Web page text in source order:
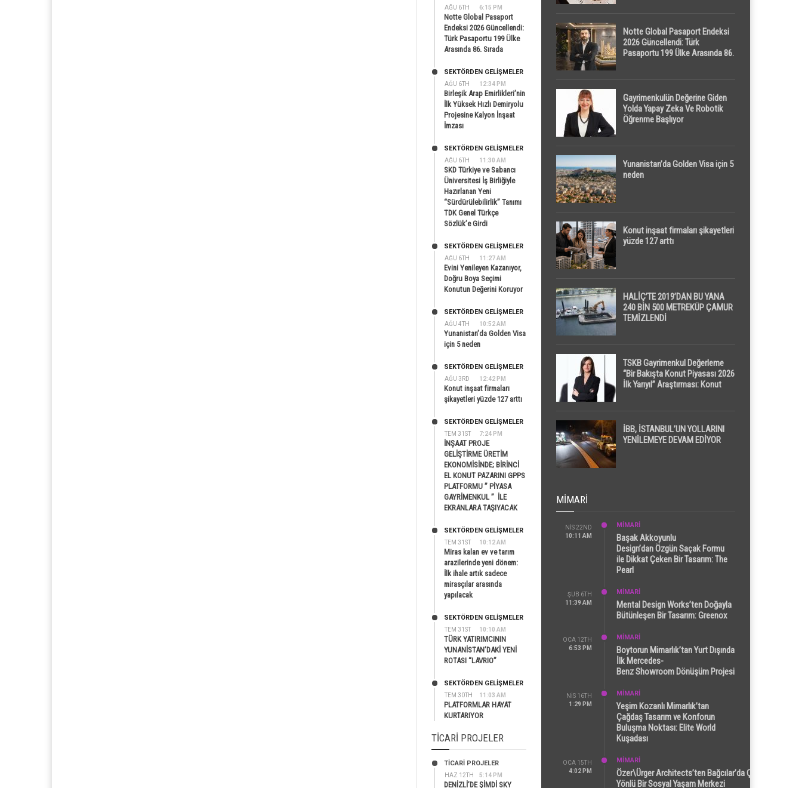
AĞU 6TH 6:15 PM
Notte Global Pasaport
Endeksi 2026 Güncellendi:
Türk Pasaportu 199 Ülke
Arasında 86. Sırada
AĞU 6TH 12:34 PM
SEKTÖRDEN GELIŞMELER
Birleşik Arap Emirlikleri’nin
İlk Yüksek Hızlı Demiryolu
Projesine Kalyon İnşaat
İmzası
AĞU 6TH 11:30 AM
SEKTÖRDEN GELIŞMELER
SKD Türkiye ve Sabancı
Üniversitesi İş Birliğiyle
Hazırlanan Yeni
“Sürdürülebilirlik” Tanımı
TDK Genel Türkçe
Sözlük’e Girdi
AĞU 6TH 11:27 AM
SEKTÖRDEN GELIŞMELER
Evini Yenileyen Kazanıyor,
Doğru Boya Seçimi
Konutun Değerini Koruyor
AĞU 4TH 10:52 AM
SEKTÖRDEN GELIŞMELER
Yunanistan’da Golden Visa
için 5 neden
AĞU 3RD 12:42 PM
SEKTÖRDEN GELIŞMELER
Konut inşaat firmaları
şikayetleri yüzde 127 arttı
TEM 31ST 7:24 PM
SEKTÖRDEN GELIŞMELER
İNŞAAT PROJE
GELİŞTİRME ÜRETİM
EKONOMİSİNDE; BİRİNCİ
EL KONUT PAZARINI GPPS
PLATFORMU ” PİYASA
GAYRİMENKUL ” İLE
EKRANLARA TAŞIYACAK
TEM 31ST 10:12 AM
SEKTÖRDEN GELIŞMELER
Miras kalan ev ve tarım
arazilerinde yeni dönem:
İlk ihale artık sadece
mirasçılar arasında
yapılacak
TEM 31ST 10:10 AM
SEKTÖRDEN GELIŞMELER
TÜRK YATIRIMCININ
YUNANİSTAN’DAKİ YENİ
ROTASI “LAVRIO”
TEM 30TH 11:03 AM
SEKTÖRDEN GELIŞMELER
PLATFORMLAR HAYAT
KURTARIYOR
TICARI PROJELER
HAZ 12TH 5:14 PM
TİCARİ PROJELER
DENİZLİ’DE ŞİMDİ SKY
Notte Global Pasaport Endeksi
2026 Güncellendi: Türk
Pasaportu 199 Ülke Arasında 86.
Gayrimenkulün Değerine Giden
Yolda Yapay Zeka Ve Robotik
Öğrenme Başlıyor
Yunanistan’da Golden Visa için 5
neden
Konut inşaat firmaları şikayetleri
yüzde 127 arttı
HALİÇ’TE 2019’DAN BU YANA
240 BİN 500 METREKÜP ÇAMUR
TEMİZLENDİ
TSKB Gayrimenkul Değerleme
“Bir Bakışta Konut Piyasası 2026
İlk Yarıyıl” Araştırması: Konut
Dikkat Çekti
İBB, İSTANBUL’UN YOLLARINI
YENİLEMEYE DEVAM EDİYOR
MIMARI
NIS 22ND
10:11 AM
MİMARİ
Başak Akkoyunlu
Design’dan Özgün Saçak Formu
ile Dikkat Çeken Bir Tasarım: The
Pearl
ŞUB 6TH
11:39 AM
MİMARİ
Mental Design Works’ten Doğayla
Bütünleşen Bir Tasarım: Greenox
OCA 12TH
6:53 PM
MİMARİ
Boytorun Mimarlık’tan Yurt Dışında
İlk Mercedes-
Benz Showroom Dönüşüm Projesi
NIS 16TH
1:29 PM
MİMARİ
Yeşim Kozanlı Mimarlık’tan
Çağdaş Tasarım ve Konforun
Buluşma Noktası: Elite World
Kuşadası
OCA 15TH
4:02 PM
MİMARİ
Özer\Ürger Architects’ten Bağcılar’da Çok
Yönlü Bir Sosyal Yaşam Merkezi